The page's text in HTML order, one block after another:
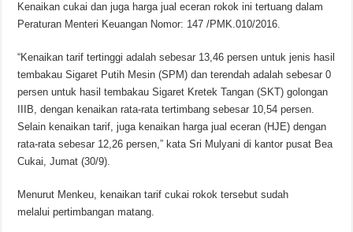
Kenaikan cukai dan juga harga jual eceran rokok ini tertuang dalam
Peraturan Menteri Keuangan Nomor: 147 /PMK.010/2016.
“Kenaikan tarif tertinggi adalah sebesar 13,46 persen untuk jenis hasil
tembakau Sigaret Putih Mesin (SPM) dan terendah adalah sebesar 0
persen untuk hasil tembakau Sigaret Kretek Tangan (SKT) golongan
IIIB, dengan kenaikan rata-rata tertimbang sebesar 10,54 persen.
Selain kenaikan tarif, juga kenaikan harga jual eceran (HJE) dengan
rata-rata sebesar 12,26 persen,” kata Sri Mulyani di kantor pusat Bea
Cukai, Jumat (30/9).
Menurut Menkeu, kenaikan tarif cukai rokok tersebut sudah
melalui pertimbangan matang.